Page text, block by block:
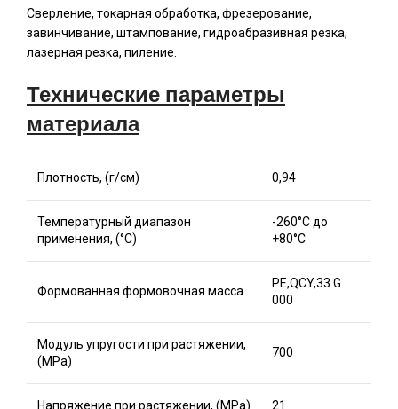
Сверление, токарная обработка, фрезерование,
завинчивание, штампование, гидроабразивная резка,
лазерная резка, пиление.
Технические параметры
материала
Плотность, (г/см) 0,94
Температурный диапазон
применения, (°C)
-260°C до
+80°C
Формованная формовочная масса
PE,QCY,33 G
000
Модуль упругости при растяжении,
(MPa)
700
Напряжение при растяжении, (MPa) 21